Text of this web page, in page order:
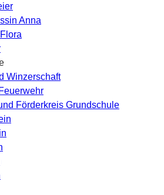
Anna
Winzerschaft
Förderkreis Grundschule